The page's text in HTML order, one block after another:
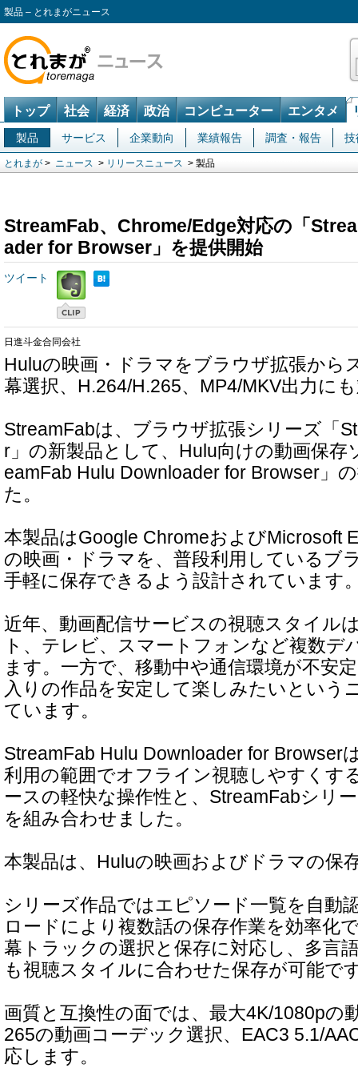
製品 – とれまがニュース
トップ 社会 経済 政治 コンピューター エンタメ
製品 サービス 企業動向 業績報告 調査・報告 技
とれまが > ニュース > リリースニュース > 製品
StreamFab、Chrome/Edge対応の「
ader for Browser」を提供開始
ツイート
日進斗金合同会社
Huluの映画・ドラマをブラウザ拡張から
幕選択、H.264/H.265、MP4/MKV出力に
StreamFabは、ブラウザ拡張シリーズ「
r」の新製品として、Hulu向けの動画保存
eamFab Hulu Downloader for Browser」
た。
本製品はGoogle ChromeおよびMicrosoft
の映画・ドラマを、普段利用しているブ
手軽に保存できるよう設計されています
近年、動画配信サービスの視聴スタイル
ト、テレビ、スマートフォンなど複数デ
ます。一方で、移動中や通信環境が不安
入りの作品を安定して楽しみたいという
ています。
StreamFab Hulu Downloader for Browser
利用の範囲でオフライン視聴しやすくす
ースの軽快な操作性と、StreamFabシリ
を組み合わせました。
本製品は、Huluの映画およびドラマの保
シリーズ作品ではエピソード一覧を自動
ロードにより複数話の保存作業を効率化
幕トラックの選択と保存に対応し、多言
も視聴スタイルに合わせた保存が可能で
画質と互換性の面では、最大4K/1080pの
265の動画コーデック選択、EAC3 5.1/
応します。